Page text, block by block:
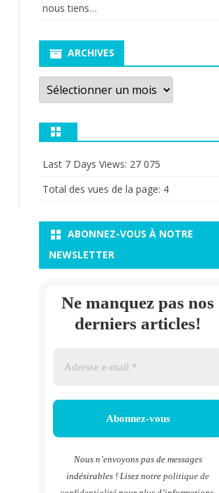
nous tiens…
ARCHIVES
Archives
Last 7 Days Views: 27 075
Total des vues de la page: 4
ABONNEZ-VOUS À NOTRE
NEWSLETTER
Ne manquez pas nos
derniers articles!
Nous n’envoyons pas de messages
indésirables ! Lisez notrepolitique de